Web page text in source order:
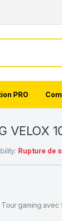
PRO
VELOX
Rupture de
gaming avec